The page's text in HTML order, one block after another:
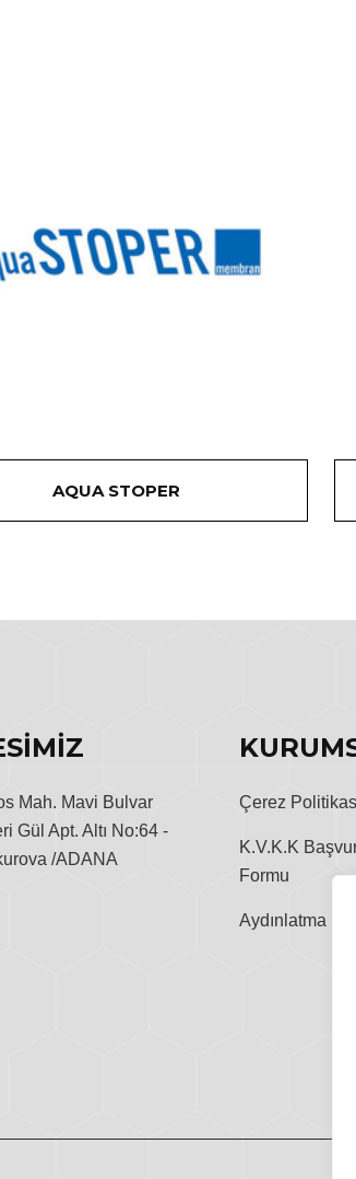
AQUA STOPER
Mah. Mavi Bulvar
Gül Apt. Altı No:64 -
/ADANA
Çerez
K.V.K.K
Formu
Aydınlatma